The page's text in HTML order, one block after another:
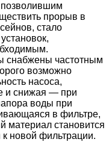
прорыв в
стало
снабжены частотным
возможно
насоса,
и снижая — при
воды при
в фильтре,
становится
новой фильтрации.